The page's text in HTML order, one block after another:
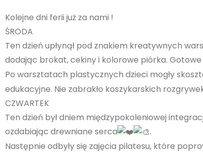
Kolejne dni ferii już za nami !
ŚRODA
Ten dzień upłynął pod znakiem kreatywnych
dodając brokat, cekiny i kolorowe piórka.
Po warsztatach plastycznych dzieci mogły
edukacyjne. Nie zabrakło koszykarskich
CZWARTEK
Ten dzień był dniem międzypokoleniowej
ozdabiając drewniane serca
.
Następnie odbyły się zajęcia pilatesu, które